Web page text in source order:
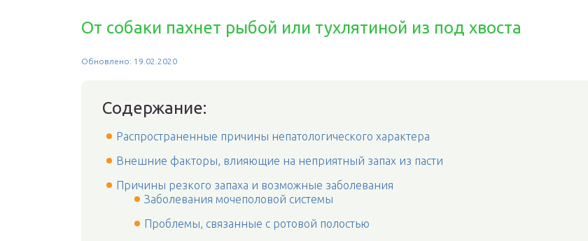
От собаки пахнет рыбой или тухлятиной из под хвоста
Обновлено: 19.02.2020
Содержание:
Распространенные причины непатологического характера
Внешние факторы, влияющие на неприятный запах из пасти
Причины резкого запаха и возможные заболевания
Заболевания мочеполовой системы
Проблемы, связанные с ротовой полостью